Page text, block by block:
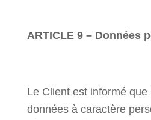
ARTICLE 9 – Données
Le Client est informé
données à caractère